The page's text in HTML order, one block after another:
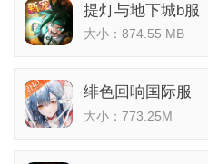
提灯与地下城b服
大小：874.55 MB
绯色回响国际服
大小：773.25M